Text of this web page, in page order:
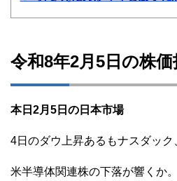
令和8年2月5日の株
本日2月5日の日本市場
4日のダウ上昇あるもナスダック
米半導体関連株の下落が響くか。